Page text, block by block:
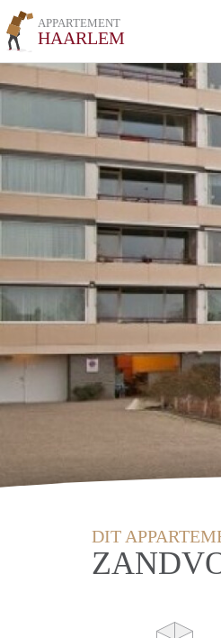
APPARTEMENT
HAARLEM
DIT